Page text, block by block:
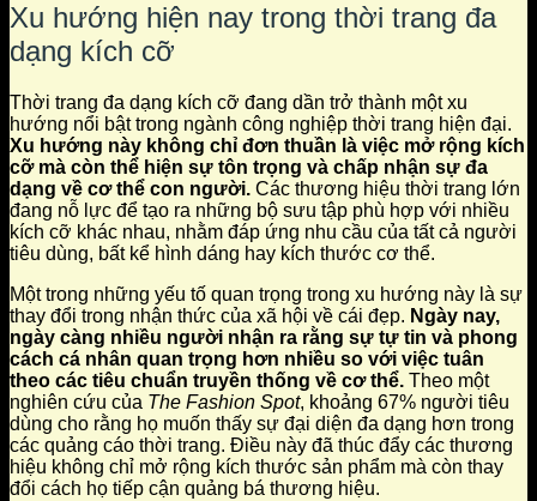
Xu hướng hiện nay trong thời trang đa
dạng kích cỡ
Thời trang đa dạng kích cỡ đang dần trở thành một xu
hướng nổi bật trong ngành công nghiệp thời trang hiện đại.
Xu hướng này không chỉ đơn thuần là việc mở rộng kích
cỡ mà còn thể hiện sự tôn trọng và chấp nhận sự đa
dạng về cơ thể con người. Các thương hiệu thời trang lớn
đang nỗ lực để tạo ra những bộ sưu tập phù hợp với nhiều
kích cỡ khác nhau, nhằm đáp ứng nhu cầu của tất cả người
tiêu dùng, bất kể hình dáng hay kích thước cơ thể.
Một trong những yếu tố quan trọng trong xu hướng này là sự
thay đổi trong nhận thức của xã hội về cái đẹp. Ngày nay,
ngày càng nhiều người nhận ra rằng sự tự tin và phong
cách cá nhân quan trọng hơn nhiều so với việc tuân
theo các tiêu chuẩn truyền thống về cơ thể. Theo một
nghiên cứu của The Fashion Spot, khoảng 67% người tiêu
dùng cho rằng họ muốn thấy sự đại diện đa dạng hơn trong
các quảng cáo thời trang. Điều này đã thúc đẩy các thương
hiệu không chỉ mở rộng kích thước sản phẩm mà còn thay
đổi cách họ tiếp cận quảng bá thương hiệu.